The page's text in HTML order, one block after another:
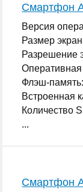
Смартфон
Версия
Размер
Разрешение
Флэш-
Встроенная
Количество
...
Смартфон